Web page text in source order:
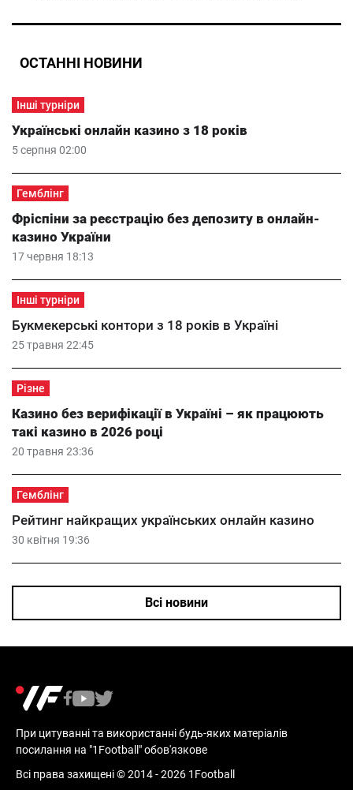
ОСТАННІ НОВИНИ
Інші турніри
5 серпня 02:00
Українські онлайн казино з 18 років
Гемблінг
17 червня 18:13
Фріспіни за реєстрацію без депозиту в онлайн-
казино України
Інші турніри
25 травня 22:45
Букмекерські контори з 18 років в Україні
Різне
20 травня 23:36
Казино без верифікації в Україні – як працюють
такі казино в 2026 році
Гемблінг
30 квітня 19:36
Рейтинг найкращих українських онлайн казино
Всі новини
При цитуванні та використанні будь-яких матеріалів
посилання на "1Football" обов'язкове
Всі права захищені © 2014 - 2026 1Football